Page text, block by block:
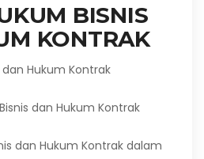
BISNIS
KONTRAK
Hukum Kontrak
dan Hukum Kontrak
dan Hukum Kontrak dalam